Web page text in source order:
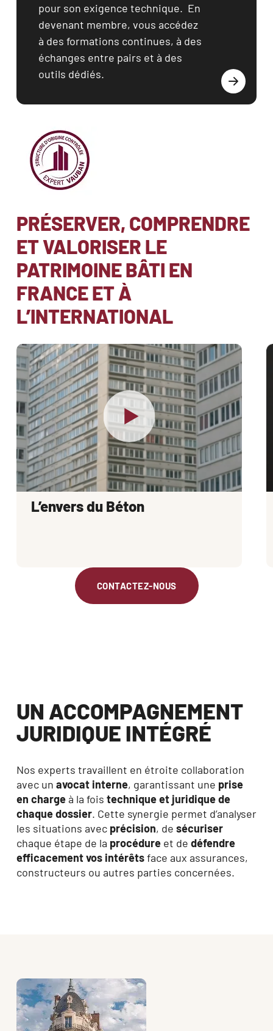
pour son exigence technique.  En
devenant membre, vous accédez
à des formations continues, à des
échanges entre pairs et à des
outils dédiés.
PRÉSERVER, COMPRENDRE
ET VALORISER LE
PATRIMOINE BÂTI EN
FRANCE ET À
L’INTERNATIONAL
L’envers du Béton
CONTACTEZ-NOUS
UN ACCOMPAGNEMENT
JURIDIQUE INTÉGRÉ
Nos experts travaillent en étroite collaboration
avec un avocat interne, garantissant une prise
en chargeà la fois technique et juridique de
chaque dossier. Cette synergie permet d’analyser
les situations avec précision, de sécuriser
chaque étape de la procédure et de défendre
efficacement vos intérêtsface aux assurances,
constructeurs ou autres parties concernées.